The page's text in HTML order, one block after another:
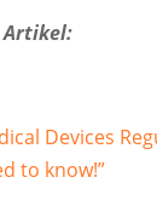
Artikel:
Devices
to know!”